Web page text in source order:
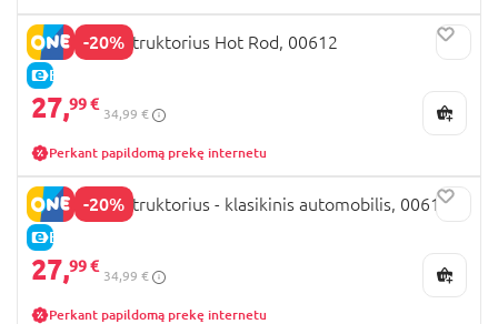
-20%
E-KAINA
REVELL konstruktorius Hot Rod, 00612
27,99 €
34,99 €
Perkant papildomą prekę internetu
-20%
E-KAINA
REVELL konstruktorius - klasikinis automobilis, 00615
27,99 €
34,99 €
Perkant papildomą prekę internetu